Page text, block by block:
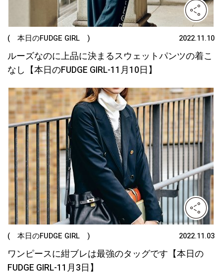
( 本日のFUDGE GIRL ) 2022.11.10
ルーズなのに上品に決まるスウェットパンツの着こ
なし【本日のFUDGE GIRL-11月10日】
( 本日のFUDGE GIRL ) 2022.11.03
ワンピースに紺ブレは最強のタッグです【本日の
FUDGE GIRL-11月3日】